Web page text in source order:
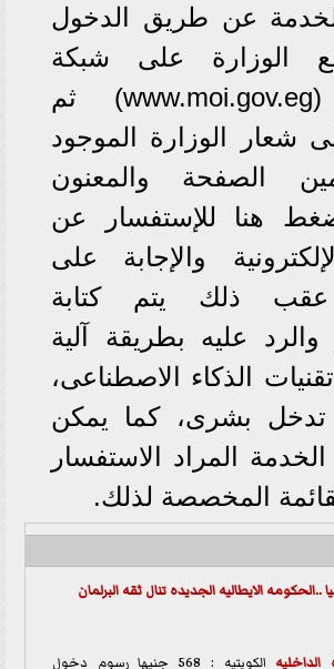
عن طريق الدخول
الوزارة على شبكة
الإنترنت (www.moi.gov.eg) ثم
شعار الوزارة الموجود
الصفحة والمعنون
هنا للإستفسار عن
والإجابة على
عقب ذلك يتم كتابة
والرد عليه بطريقة آلية
الذكاء الاصطناعى،
بشرى، كما يمكن
الخدمة المراد الاستفسار
المخصصة لذلك.
..الحكومه الايطاليه الجديده تنال ثقه البرلمان
الداخليه الكويتيه : 568 جنيها رسوم دخول